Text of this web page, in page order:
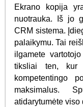
Ekrano kopija
nuotrauka. Iš jo
CRM sistema.
palaikymu. Tai
ilgamete
tiksliai ten, kur
kompetentingo
maksimalus.
atidarytumėte viso